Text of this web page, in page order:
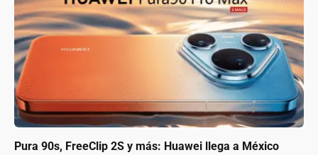
Pura 90s, FreeClip 2S y más: Huawei llega a México